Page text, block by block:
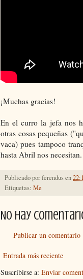
¡Muchas gracias!
En el curro la jefa nos
otras cosas pequeñas
vaca) pues tampoco
hasta Abril nos necesitan.
Publicado porferendusen
Etiquetas: Me
No hay
Publicar un comentario
Entrada más reciente
Suscribirse a: Enviar